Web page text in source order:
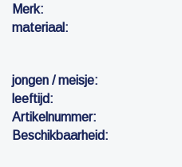
Merk:
materiaal:
jongen / meisje:
leeftijd:
Artikelnummer:
Beschikbaarheid: